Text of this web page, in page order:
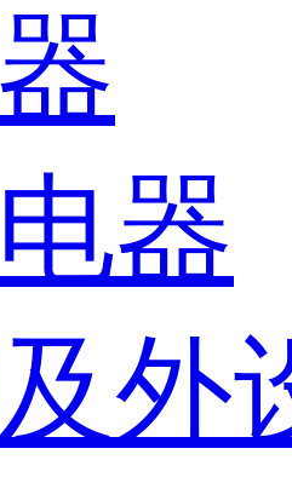
器
外